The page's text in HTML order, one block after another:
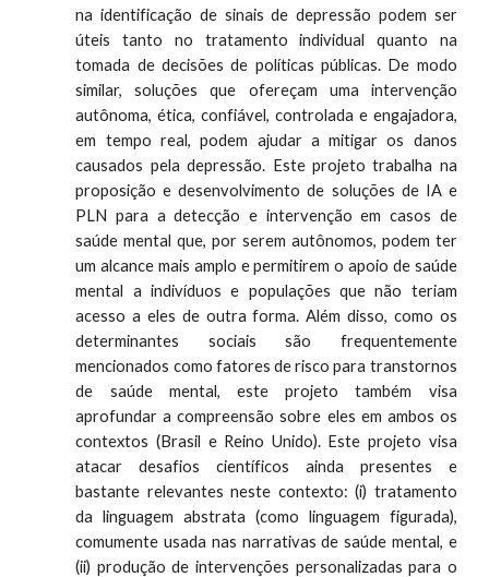
na identificação de sinais de depressão podem ser
úteis tanto no tratamento individual quanto na
tomada de decisões de políticas públicas. De modo
similar, soluções que ofereçam uma intervenção
autônoma, ética, confiável, controlada e engajadora,
em tempo real, podem ajudar a mitigar os danos
causados pela depressão. Este projeto trabalha na
proposição e desenvolvimento de soluções de IA e
PLN para a detecção e intervenção em casos de
saúde mental que, por serem autônomos, podem ter
um alcance mais amplo e permitirem o apoio de saúde
mental a indivíduos e populações que não teriam
acesso a eles de outra forma. Além disso, como os
determinantes sociais são frequentemente
mencionados como fatores de risco para transtornos
de saúde mental, este projeto também visa
aprofundar a compreensão sobre eles em ambos os
contextos (Brasil e Reino Unido). Este projeto visa
atacar desafios científicos ainda presentes e
bastante relevantes neste contexto: (i) tratamento
da linguagem abstrata (como linguagem figurada),
comumente usada nas narrativas de saúde mental, e
(ii) produção de intervenções personalizadas para o